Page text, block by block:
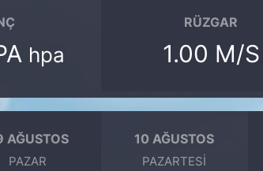
hpa
RÜZGAR
1.00 M/S
AĞUSTOS
PAZAR
10 AĞUSTOS
PAZARTESI